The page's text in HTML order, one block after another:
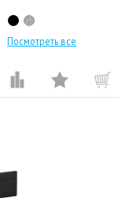
Посмотреть все